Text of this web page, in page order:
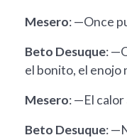
Mesero: —Once
Beto Desuque:
el bonito, el enojo
Mesero: —El calor
Beto Desuque: